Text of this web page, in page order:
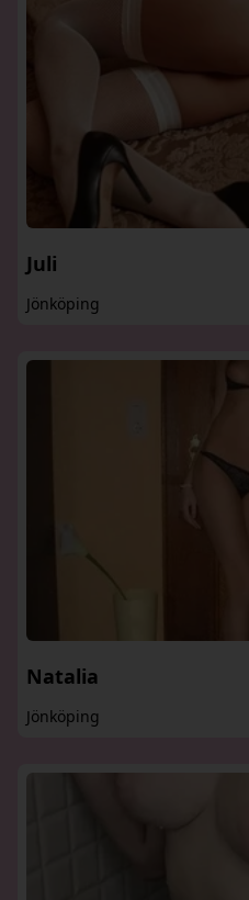
Juli
Jönköping
Natalia
Jönköping